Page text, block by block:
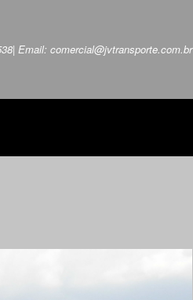
Email: comercial@jvtransporte.com.br